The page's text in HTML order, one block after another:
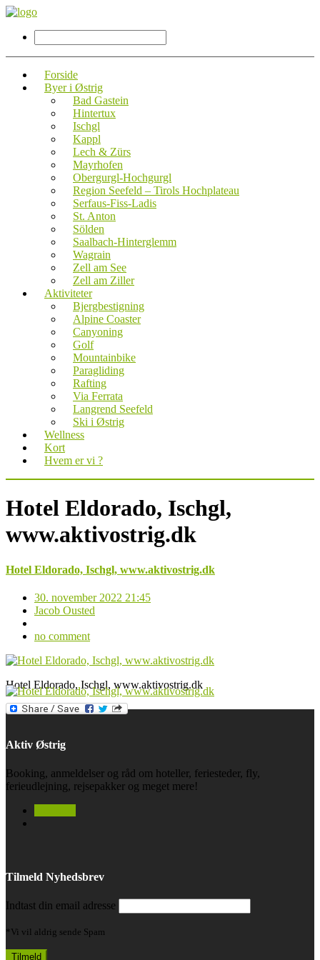
Forside
Byer i Østrig
Bad Gastein
Hintertux
Ischgl
Kappl
Lech & Zürs
Mayrhofen
Obergurgl-Hochgurgl
Region Seefeld – Tirols Hochplateau
Serfaus-Fiss-Ladis
St. Anton
Sölden
Saalbach-Hinterglemm
Wagrain
Zell am See
Zell am Ziller
Aktiviteter
Bjergbestigning
Alpine Coaster
Canyoning
Golf
Mountainbike
Paragliding
Rafting
Via Ferrata
Langrend Seefeld
Ski i Østrig
Wellness
Kort
Hvem er vi ?
Hotel Eldorado, Ischgl,
www.aktivostrig.dk
Hotel Eldorado, Ischgl, www.aktivostrig.dk
30. november 2022 21:45
Jacob Ousted
no comment
Hotel Eldorado, Ischgl, www.aktivostrig.dk
Aktiv Østrig
Booking, anmeldelser og råd om hoteller, feriesteder, fly,
ferieudlejning, rejsepakker og meget mere!
Tilmeld Nyhedsbrev
Indtast din email adresse
*Vi vil aldrig sende Spam